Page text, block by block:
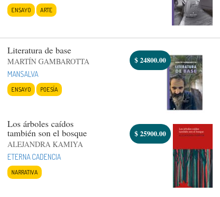
ENSAYO ARTE
Literatura de base
MARTÍN GAMBAROTTA
MANSALVA
ENSAYO POESÍA
$24800.00
Los árboles caídos
también son el bosque
ALEJANDRA KAMIYA
ETERNA CADENCIA
NARRATIVA
$25900.00